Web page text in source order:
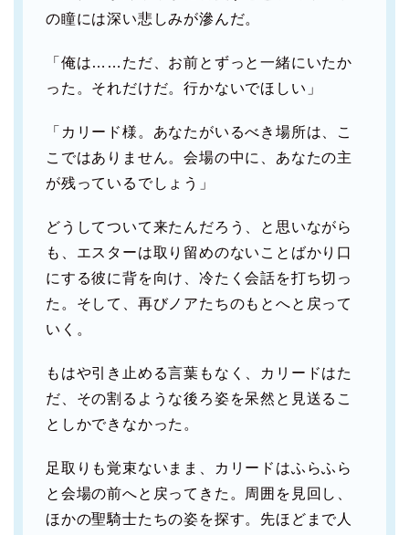
の瞳には深い悲しみが滲んだ。
「俺は……ただ、お前とずっと一緒にいたか
った。それだけだ。行かないでほしい」
「カリード様。あなたがいるべき場所は、こ
こではありません。会場の中に、あなたの主
が残っているでしょう」
どうしてついて来たんだろう、と思いながら
も、エスターは取り留めのないことばかり口
にする彼に背を向け、冷たく会話を打ち切っ
た。そして、再びノアたちのもとへと戻って
いく。
もはや引き止める言葉もなく、カリードはた
だ、その割るような後ろ姿を呆然と見送るこ
としかできなかった。
足取りも覚束ないまま、カリードはふらふら
と会場の前へと戻ってきた。周囲を見回し、
ほかの聖騎士たちの姿を探す。先ほどまで人